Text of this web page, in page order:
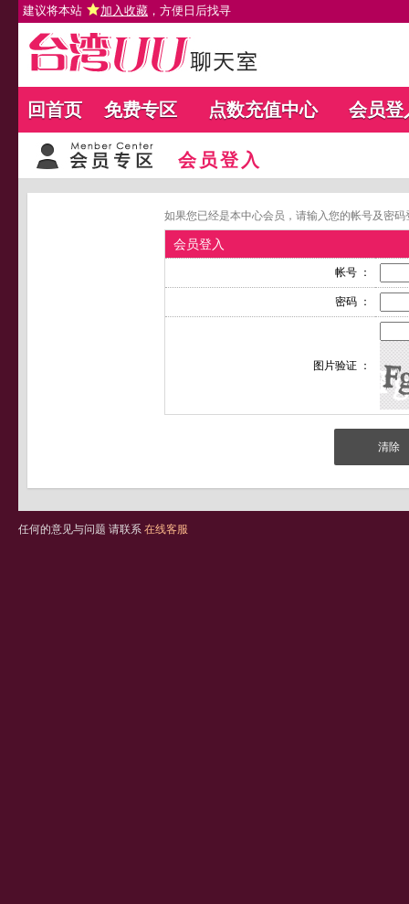
建议将本站 加入收藏 ，方便日后找寻
回首页 免费专区 点数充值中心 会员登
会员登入
如果您已经是本中心会员，请输入您的帐号及密
会员登入
帐号 ：
密码 ：
图片验证 ：
任何的意见与问题 请联系 在线客服